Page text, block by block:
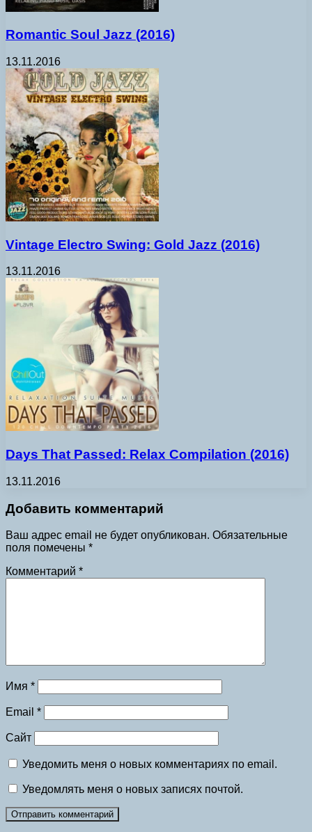
Romantic Soul Jazz (2016)
13.11.2016
Vintage Electro Swing: Gold Jazz (2016)
13.11.2016
Days That Passed: Relax Compilation (2016)
13.11.2016
Добавить комментарий
Ваш адрес email не будет опубликован. Обязательные
поля помечены *
Комментарий *
Имя *
Email *
Сайт
Уведомить меня о новых комментариях по email.
Уведомлять меня о новых записях почтой.